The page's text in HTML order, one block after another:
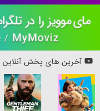
آخرین های پخش آنلاین